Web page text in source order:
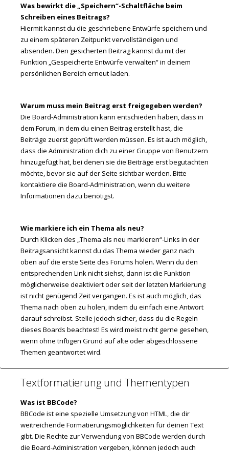
Was bewirkt die „Speichern“-Schaltfläche beim
Schreiben eines Beitrags?
Hiermit kannst du die geschriebene Entwürfe speichern und
zu einem späteren Zeitpunkt vervollständigen und
absenden. Den gesicherten Beitrag kannst du mit der
Funktion „Gespeicherte Entwürfe verwalten“ in deinem
persönlichen Bereich erneut laden.
Warum muss mein Beitrag erst freigegeben werden?
Die Board-Administration kann entschieden haben, dass in
dem Forum, in dem du einen Beitrag erstellt hast, die
Beiträge zuerst geprüft werden müssen. Es ist auch möglich,
dass die Administration dich zu einer Gruppe von Benutzern
hinzugefügt hat, bei denen sie die Beiträge erst begutachten
möchte, bevor sie auf der Seite sichtbar werden. Bitte
kontaktiere die Board-Administration, wenn du weitere
Informationen dazu benötigst.
Wie markiere ich ein Thema als neu?
Durch Klicken des „Thema als neu markieren“-Links in der
Beitragsansicht kannst du das Thema wieder ganz nach
oben auf die erste Seite des Forums holen. Wenn du den
entsprechenden Link nicht siehst, dann ist die Funktion
möglicherweise deaktiviert oder seit der letzten Markierung
ist nicht genügend Zeit vergangen. Es ist auch möglich, das
Thema nach oben zu holen, indem du einfach eine Antwort
darauf schreibst. Stelle jedoch sicher, dass du die Regeln
dieses Boards beachtest! Es wird meist nicht gerne gesehen,
wenn ohne triftigen Grund auf alte oder abgeschlossene
Themen geantwortet wird.
Textformatierung und Thementypen
Was ist BBCode?
BBCode ist eine spezielle Umsetzung von HTML, die dir
weitreichende Formatierungsmöglichkeiten für deinen Text
gibt. Die Rechte zur Verwendung von BBCode werden durch
die Board-Administration vergeben, können jedoch auch